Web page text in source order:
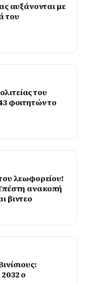
αυξάνονται με
του
του
φοιτητών το
λεωφορείου!
ανακοπή
βιντεο
ο